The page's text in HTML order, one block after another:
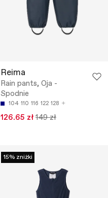
Reima
Rain pants, Oja -
Spodnie
104 110 116 122 128
126.65 zł 149 zł
15% zniżki